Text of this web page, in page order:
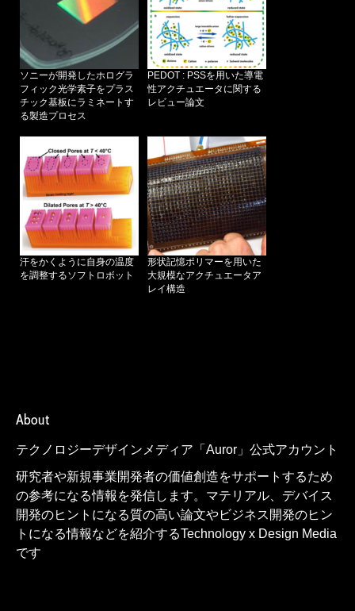
ソニーが開発したホログラ
フィック光学素子をプラス
チック基板にラミネートす
る製造プロセス
PEDOT : PSSを用いた導電
性アクチュエータに関する
レビュー論文
汗をかくように自身の温度
を調整するソフトロボット
形状記憶ポリマーを用いた
大規模なアクチュエータア
レイ構造
About
テクノロジーデザインメディア「Auror」公式アカウント
研究者や新規事業開発者の価値創造をサポートするため
の参考になる情報を発信します。マテリアル、デバイス
開発のヒントになる質の高い論文やビジネス開発のヒン
トになる情報などを紹介するTechnology x Design Media
です